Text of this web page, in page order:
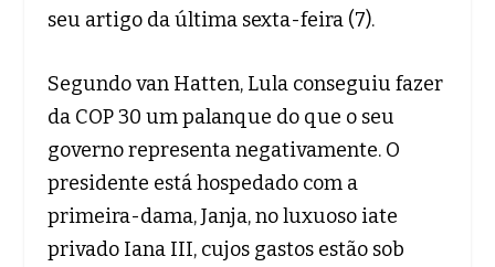
seu artigo da última sexta-feira (7).
Segundo van Hatten, Lula conseguiu fazer
da COP 30 um palanque do que o seu
governo representa negativamente. O
presidente está hospedado com a
primeira-dama, Janja, no luxuoso iate
privado Iana III, cujos gastos estão sob